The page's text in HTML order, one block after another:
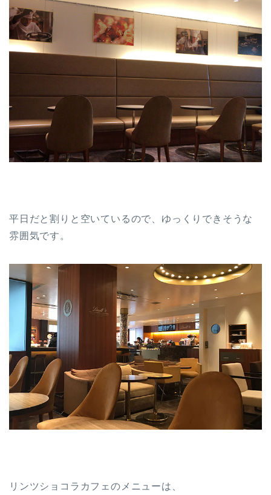
平日だと割りと空いているので、ゆっくりできそうな
雰囲気です。
リンツショコラカフェのメニューは、